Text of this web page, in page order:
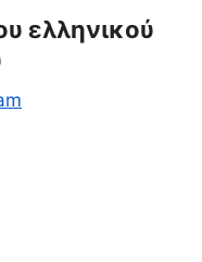
ελληνικού